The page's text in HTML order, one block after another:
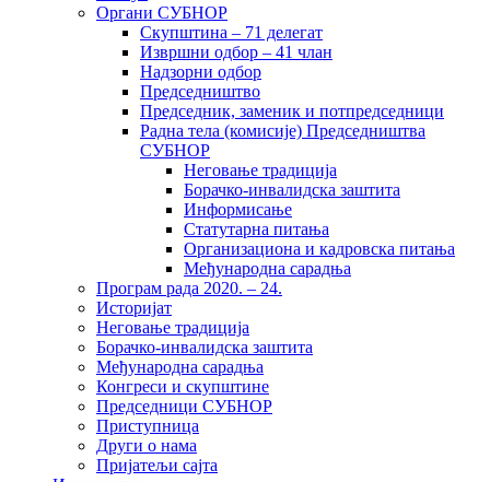
Органи СУБНОР
Скупштина – 71 делегат
Извршни одбор – 41 члан
Надзорни одбор
Председништво
Председник, заменик и потпредседници
Радна тела (комисије) Председништва
СУБНОР
Неговање традиција
Борачко-инвалидска заштита
Информисање
Статутарна питања
Организациона и кадровска питања
Међународна сарадња
Програм рада 2020. – 24.
Историјат
Неговање традиција
Борачко-инвалидска заштита
Међународна сарадња
Конгреси и скупштине
Председници СУБНОР
Приступница
Други о нама
Пријатељи сајта